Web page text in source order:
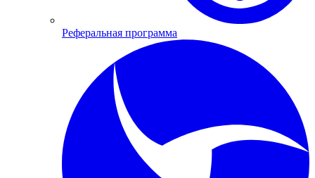
Реферальная программа